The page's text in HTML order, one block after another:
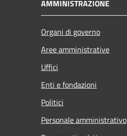
AMMINISTRAZIONE
Organi di governo
Aree amministrative
Uffici
Enti e fondazioni
Politici
Personale amministrativo